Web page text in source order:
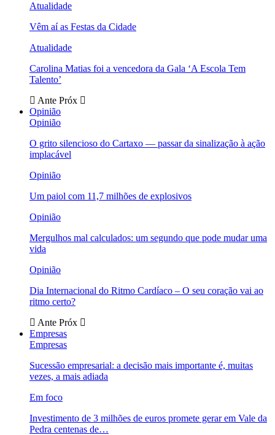
Atualidade
Vêm aí as Festas da Cidade
Atualidade
Carolina Matias foi a vencedora da Gala ‘A Escola Tem
Talento’
Ante Próx
Opinião
Opinião
O grito silencioso do Cartaxo — passar da sinalização à ação
implacável
Opinião
Um paiol com 11,7 milhões de explosivos
Opinião
Mergulhos mal calculados: um segundo que pode mudar uma
vida
Opinião
Dia Internacional do Ritmo Cardíaco – O seu coração vai ao
ritmo certo?
Ante Próx
Empresas
Empresas
Sucessão empresarial: a decisão mais importante é, muitas
vezes, a mais adiada
Em foco
Investimento de 3 milhões de euros promete gerar em Vale da
Pedra centenas de…